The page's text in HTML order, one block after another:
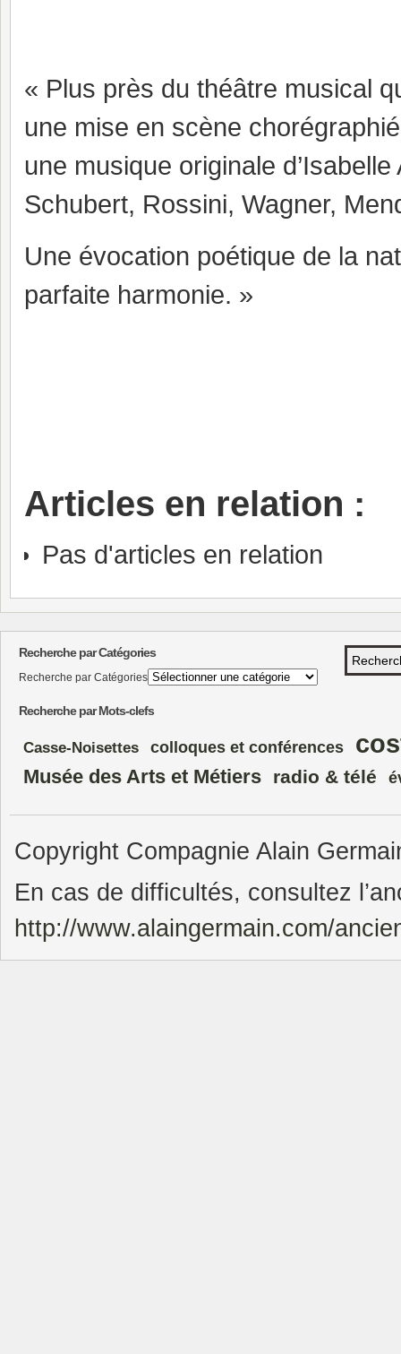
« Plus près du théâtre musical
une mise en scène
une musique originale
Schubert, Rossini, Wagner,
Une évocation poétique de la
parfaite harmonie. »
Articles en relation :
Pas d'articles en relation
Recherche par Catégories
Recherche par Catégories
Recherche par Mots-clefs
Casse-Noisettes colloques et conférences
Musée des Arts et Métiers radio & télé
Copyright Compagnie Alain
En cas de difficultés, consultez
http://www.alaingermain.com/